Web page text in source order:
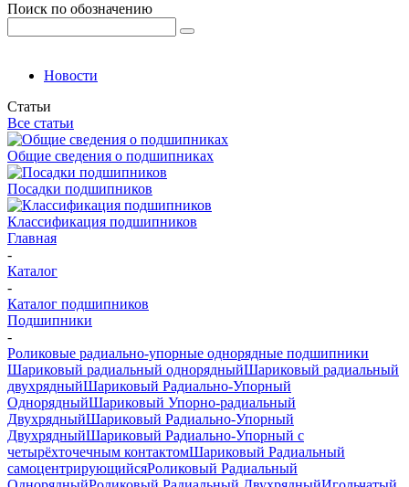
Поиск по обозначению
Новости
Статьи
Все статьи
Общие сведения о подшипниках
Посадки подшипников
Классификация подшипников
Главная
-
Каталог
-
Каталог подшипников
Подшипники
-
Роликовые радиально-упорные однорядные подшипники
Шариковый радиальный однорядныйШариковый радиальный
двухрядныйШариковый Радиально-Упорный
ОднорядныйШариковый Упорно-радиальный
ДвухрядныйШариковый Радиально-Упорный
ДвухрядныйШариковый Радиально-Упорный с
четырёхточечным контактомШариковый Радиальный
самоцентрирующийсяРоликовый Радиальный